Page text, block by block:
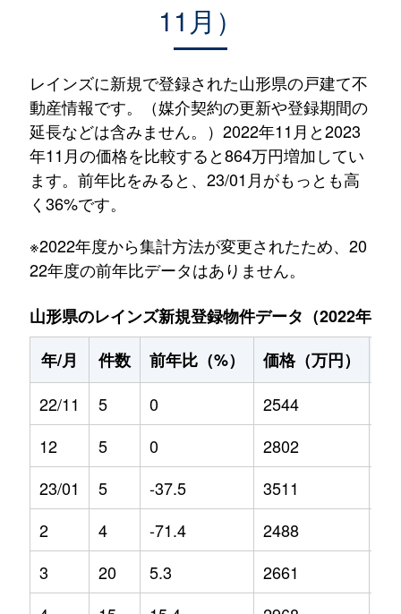
11月）
レインズに新規で登録された山形県の戸建て不
動産情報です。（媒介契約の更新や登録期間の
延長などは含みません。）2022年11月と2023
年11月の価格を比較すると864万円増加してい
ます。前年比をみると、23/01月がもっとも高
く36%です。
※2022年度から集計方法が変更されたため、20
22年度の前年比データはありません。
山形県のレインズ新規登録物件データ（2022年11
年/月
件数 前年比（%） 価格（万円）
22/11
5 0 2544
12
5 0 2802
23/01
5 -37.5 3511
2
4 -71.4 2488
3
20 5.3 2661